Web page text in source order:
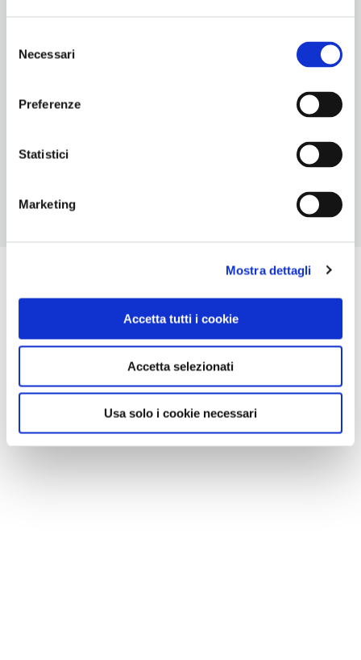
delNecessari
Preferenze
Statistici
Marketing
Mostra dettagli
Accetta tutti i cookie
Accetta selezionati
Usa solo i cookie necessari
3474508269-3683334782
2